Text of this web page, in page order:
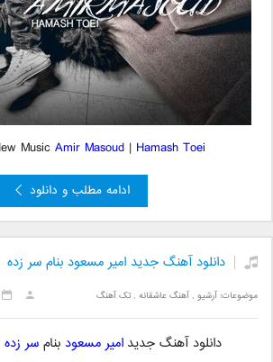
MusicAmir Masoud | Hamash Toei
ادامه مطلب و دانلود
دانلود آهنگ جدید امیر مسعود بنام سر زده
موضوعات:آرشیو ,آهنگ عاشقانه ,تک آهنگ
دانلود آهنگ جدید امیر مسعود بنام سر زده